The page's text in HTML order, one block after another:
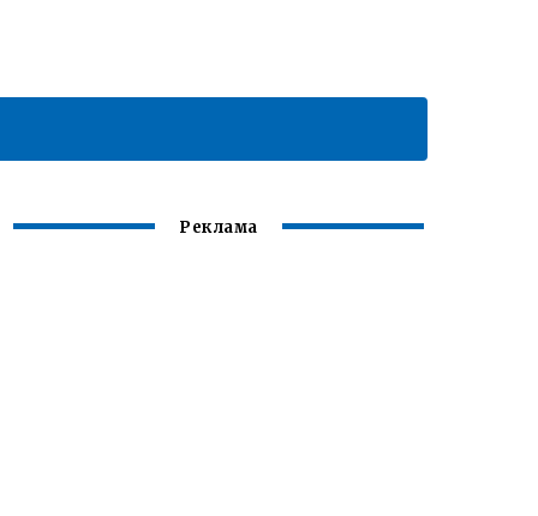
Реклама